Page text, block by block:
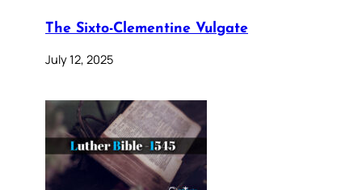
The Sixto-Clementine Vulgate
July 12, 2025